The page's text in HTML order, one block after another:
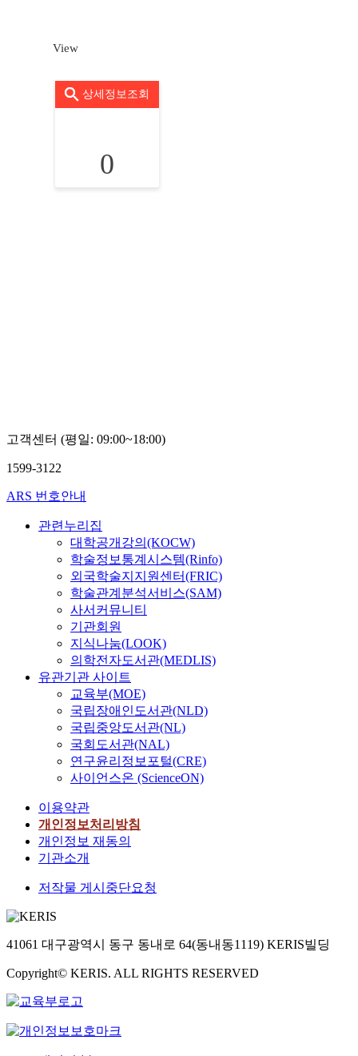
View
상세정보조회
0
고객센터 (평일: 09:00~18:00)
1599-3122
ARS 번호안내
관련누리집
대학공개강의(KOCW)
학술정보통계시스템(Rinfo)
외국학술지지원센터(FRIC)
학술관계분석서비스(SAM)
사서커뮤니티
기관회원
지식나눔(LOOK)
의학전자도서관(MEDLIS)
유관기관 사이트
교육부(MOE)
국립장애인도서관(NLD)
국립중앙도서관(NL)
국회도서관(NAL)
연구윤리정보포털(CRE)
사이언스온 (ScienceON)
이용약관
개인정보처리방침
개인정보 재동의
기관소개
저작물 게시중단요청
41061 대구광역시 동구 동내로 64(동내동1119) KERIS빌딩
Copyright© KERIS. ALL RIGHTS RESERVED